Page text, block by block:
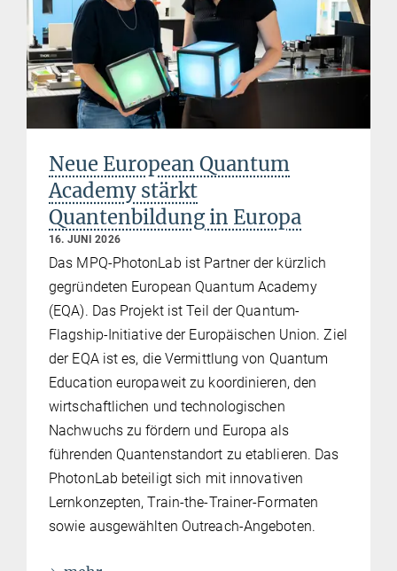
Neue European Quantum
Academy stärkt
Quantenbildung in Europa
16. JUNI 2026
Das MPQ-PhotonLab ist Partner der kürzlich
gegründeten European Quantum Academy
(EQA). Das Projekt ist Teil der Quantum-
Flagship-Initiative der Europäischen Union. Ziel
der EQA ist es, die Vermittlung von Quantum
Education europaweit zu koordinieren, den
wirtschaftlichen und technologischen
Nachwuchs zu fördern und Europa als
führenden Quantenstandort zu etablieren. Das
PhotonLab beteiligt sich mit innovativen
Lernkonzepten, Train-the-Trainer-Formaten
sowie ausgewählten Outreach-Angeboten.